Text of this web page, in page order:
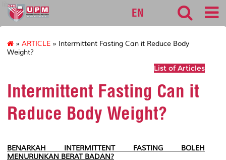
lib
EN
» ARTICLE » Intermittent Fasting Can it Reduce Body
Weight?
List of Articles
Intermittent Fasting Can it
Reduce Body Weight?
BENARKAH INTERMITTENT FASTING BOLEH
MENURUNKAN BERAT BADAN?